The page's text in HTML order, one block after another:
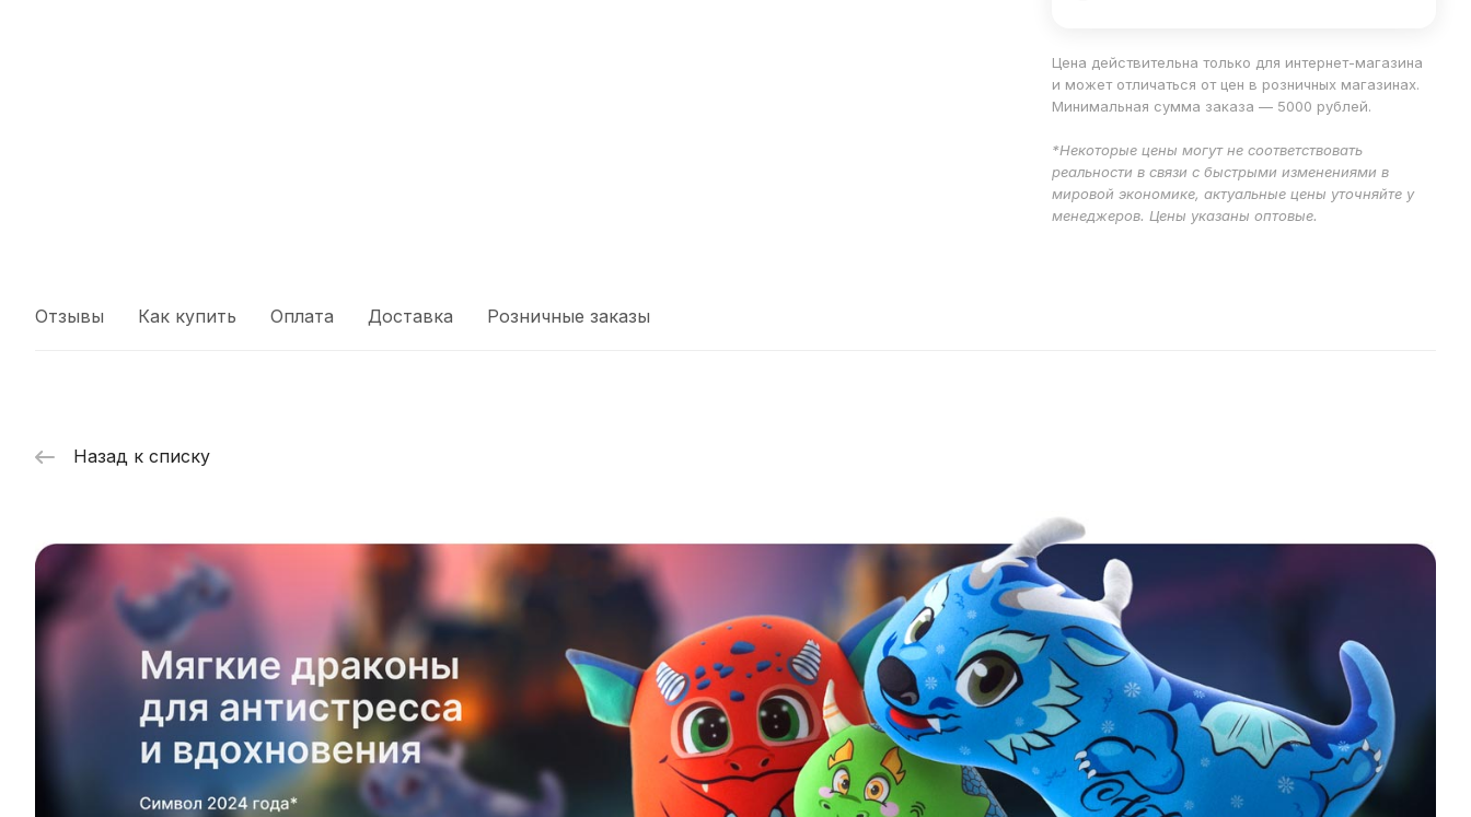
Цена действительна только для интернет-магазина
и может отличаться от цен в розничных магазинах.
Минимальная сумма заказа — 5000 рублей.
*Некоторые цены могут не соответствовать
реальности в связи с быстрыми изменениями в
мировой экономике, актуальные цены уточняйте у
менеджеров. Цены указаны оптовые.
Отзывы Как купить Оплата Доставка Розничные заказы
Назад к списку